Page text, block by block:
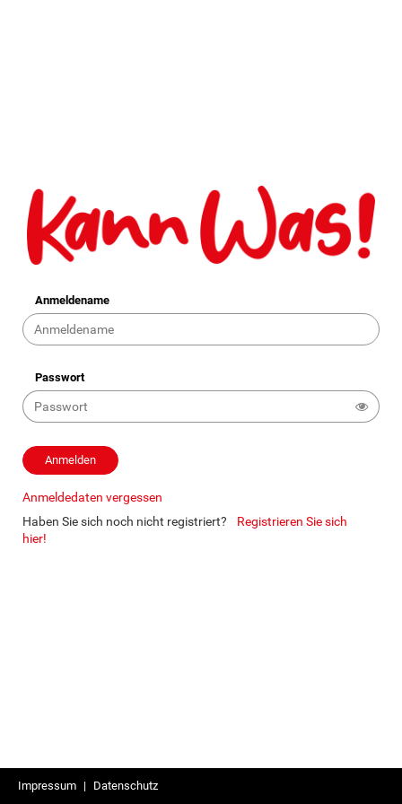
Anmeldename
Passwort
Anmeldedaten vergessen
Haben Sie sich noch nicht registriert?
Registrieren Sie sich
hier!
Impressum | Datenschutz